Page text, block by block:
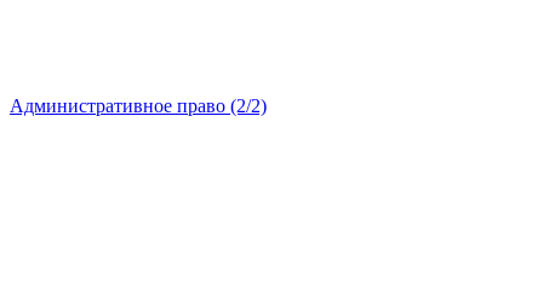
Административное право (2/2)